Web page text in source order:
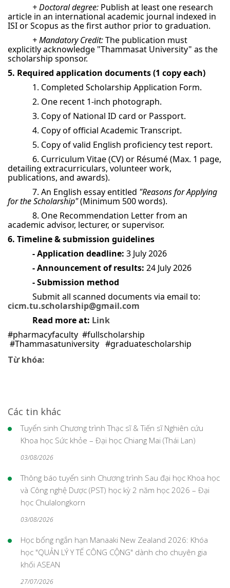
+ Doctoral degree: Publish at least one research
article in an international academic journal indexed in
ISI or Scopus as the first author prior to graduation.
+ Mandatory Credit:The publication must
explicitly acknowledge "Thammasat University" as the
scholarship sponsor.
5. Required application documents (1 copy each)
1. Completed Scholarship Application Form.
2. One recent 1-inch photograph.
3. Copy of National ID card or Passport.
4. Copy of official Academic Transcript.
5. Copy of valid English proficiency test report.
6. Curriculum Vitae (CV) or Résumé (Max. 1 page,
detailing extracurriculars, volunteer work,
publications, and awards).
7. An English essay entitled "Reasons for Applying
for the Scholarship"(Minimum 500 words).
8. One Recommendation Letter from an
academic advisor, lecturer, or supervisor.
6. Timeline & submission guidelines
- Application deadline: 3 July 2026
- Announcement of results: 24 July 2026
- Submission method
Submit all scanned documents via email to:
cicm.tu.scholarship@gmail.com
Read more at: Link
#pharmacyfaculty #fullscholarship
#Thammasatuniversity #graduatescholarship
Từ khóa:
Các tin khác
Tuyển sinh Chương trình Thạc sĩ & Tiến sĩ Nghiên cứu
Khoa học Sức khỏe – Đại học Chiang Mai (Thái Lan)
03/08/2026
Thông báo tuyển sinh Chương trình Sau đại học Khoa học
và Công nghệ Dược (PST) học kỳ 2 năm học 2026 – Đại
học Chulalongkorn
03/08/2026
Học bổng ngắn hạn Manaaki New Zealand 2026: Khóa
học "QUẢN LÝ Y TẾ CÔNG CỘNG" dành cho chuyên gia
khối ASEAN
27/07/2026